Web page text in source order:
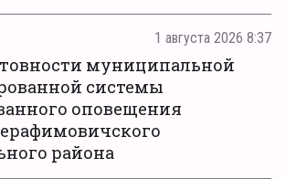
1 августа 2026 8:37
муниципальной
системы
оповещения
района